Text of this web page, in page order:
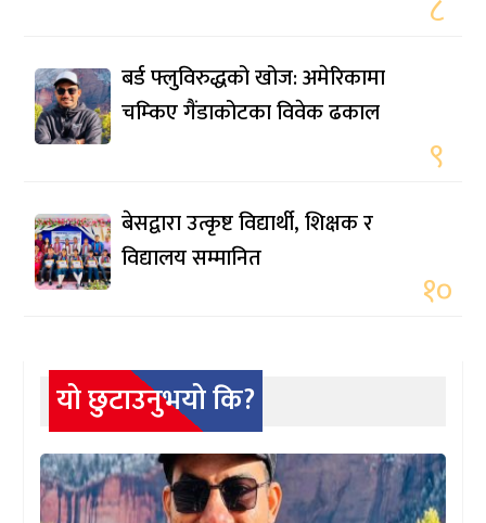
८
बर्ड फ्लुविरुद्धको खोज: अमेरिकामा
चम्किए गैंडाकोटका विवेक ढकाल
९
बेसद्वारा उत्कृष्ट विद्यार्थी, शिक्षक र
विद्यालय सम्मानित
१०
यो छुटाउनुभयो कि?